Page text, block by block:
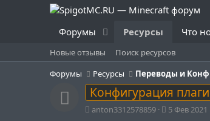
Форумы Ресурсы Что
Новые отзывы
Поиск ресурсов
Форумы
Ресурсы Переводы и
Иконка
Конфигурация
А
anton3312578859
Д
5 Фев 2021